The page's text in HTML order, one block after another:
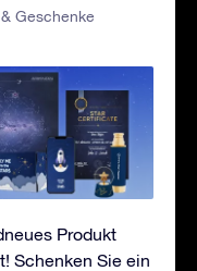
Geschenke
Produkt
Schenken Sie ein